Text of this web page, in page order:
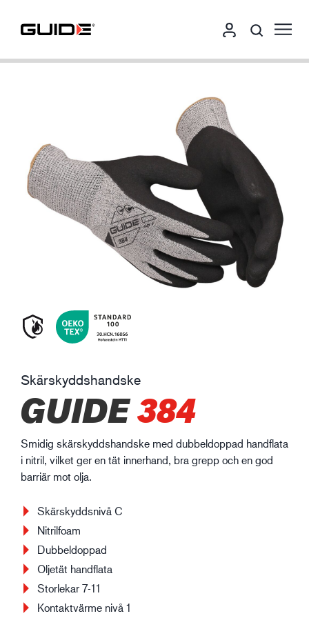
Skärskyddshandske
GUIDE384
Smidig skärskyddshandske med dubbeldoppad handflata
i nitril, vilket ger en tät innerhand, bra grepp och en god
barriär mot olja.
Skärskyddsnivå C
Nitrilfoam
Dubbeldoppad
Oljetät handflata
Storlekar 7-11
Kontaktvärme nivå 1